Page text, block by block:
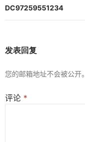
航
DC97259551234
发表回复
您的邮箱地址不会被公开。
评论 *